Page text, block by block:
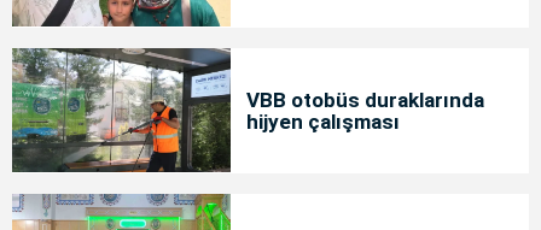
VBB otobüs duraklarında
hijyen çalışması